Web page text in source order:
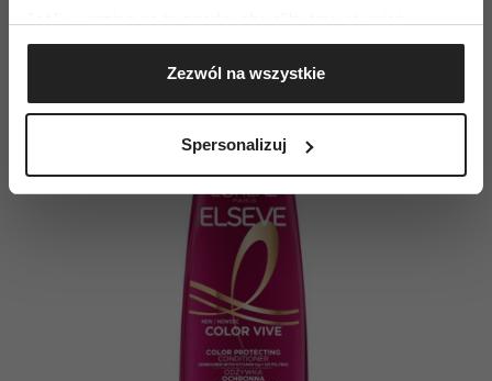
Gromadzić dane dotyczące Twojej lokalizacji
geograficznej z dokładnością nawet do kilku metrów
Identyfikować Twoje urządzenie, aktywnie
(fingerprinting, czyli wirtualny odcisk palca)
dane są przetwarzane oraz ustaw własne preferencje w
. W Deklaracji plików cookie możesz
zmienić lub wycofać swoją zgodę w dowolnej chwili.
Wykorzystujemy pliki cookie do spersonalizowania treści
i reklam, aby oferować funkcje społecznościowe i
analizować ruch w naszej witrynie. Informacje o tym, jak
Zezwól na wszystkie
Spersonalizuj